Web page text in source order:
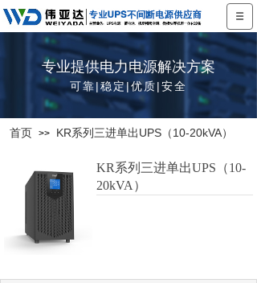
专业提供电力电源解决方案
可靠|稳定|优质|安全
首页 >> KR系列三进单出UPS（10-20kVA）
KR系列三进单出UPS（10-
20kVA）